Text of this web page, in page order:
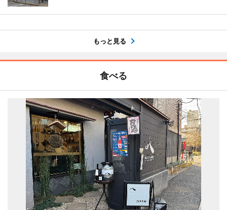
もっと見る
食べる